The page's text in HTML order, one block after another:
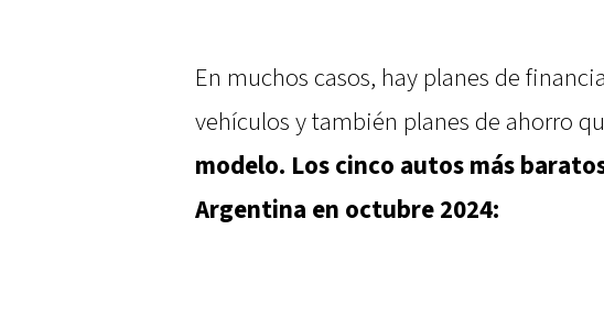
En muchos casos, hay planes de
vehículos y también planes de ahorro
modelo. Los cinco autos más
Argentina en octubre 2024: